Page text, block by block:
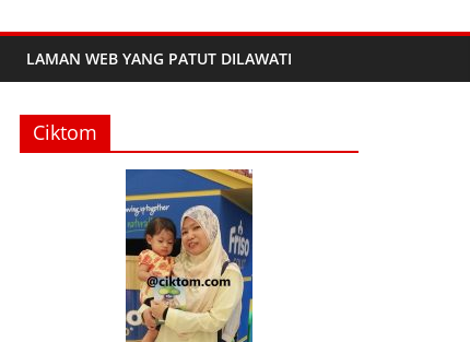
LAMAN WEB YANG PATUT DILAWATI
Ciktom